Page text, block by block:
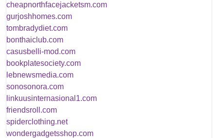
cheapnorthfacejacketsm.com
gurjoshhomes.com
tombradydiet.com
bonthaiclub.com
casusbelli-mod.com
bookplatesociety.com
lebnewsmedia.com
sonosonora.com
linkuusinternasional1.com
friendsroll.com
spiderclothing.net
wondergadgetsshop.com